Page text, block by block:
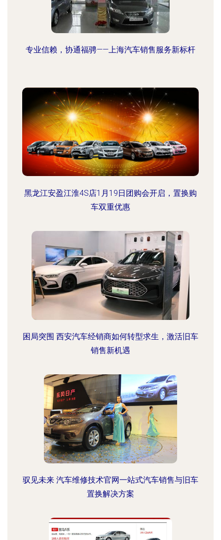
专业信赖，协通福骋——上海汽车销售服务新标杆
黑龙江安盈江淮4S店1月19日团购会开启，置换购
车双重优惠
困局突围 西安汽车经销商如何转型求生，激活旧车
销售新机遇
驭见未来 汽车维修技术官网一站式汽车销售与旧车
置换解决方案